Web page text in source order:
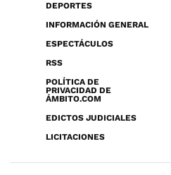
DEPORTES
INFORMACIÓN GENERAL
ESPECTÁCULOS
RSS
POLÍTICA DE
PRIVACIDAD DE
ÁMBITO.COM
EDICTOS JUDICIALES
LICITACIONES